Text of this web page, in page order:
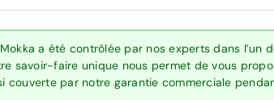
a été contrôlée par nos experts dans l’un
savoir-faire unique nous permet de vous
couverte par notre garantie commerciale